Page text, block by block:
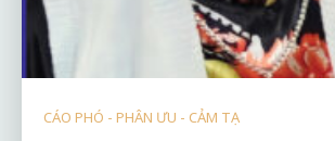
CÁO PHÓ - PHÂN ƯU - CẢM TẠ